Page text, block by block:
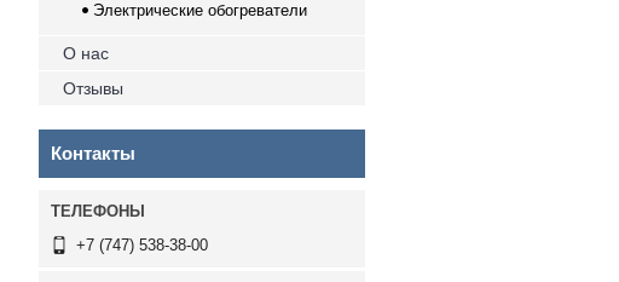
Электрические обогреватели
О нас
Отзывы
Контакты
+7 (747) 538-38-00